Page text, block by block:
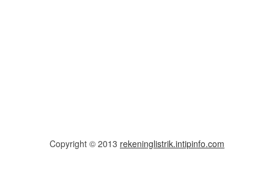
Copyright © 2013 rekeninglistrik.intipinfo.com